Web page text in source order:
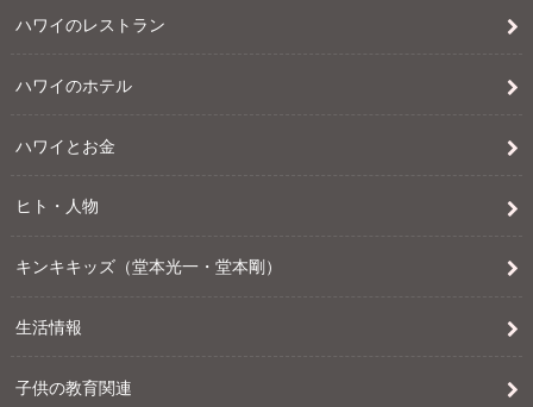
ハワイのレストラン
ハワイのホテル
ハワイとお金
ヒト・人物
キンキキッズ（堂本光一・堂本剛）
生活情報
子供の教育関連